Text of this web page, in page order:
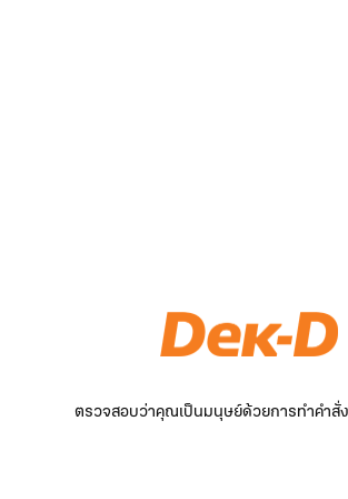
ตรวจสอบว่าคุณเป็นมนุษย์ด้วยการทำคำสั่ง